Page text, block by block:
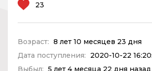
23
Возраст: 8 лет 10 месяцев 23 дня
Дата поступления:
2020-10-22
Выбыл: 5 лет 4 месяца 22 дня назад